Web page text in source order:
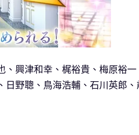
、興津和幸、梶裕貴、梅原裕一
日野聰、鳥海浩輔、石川英郎、